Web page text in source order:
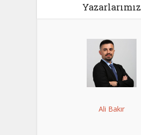
Yazarlarımız
Ali Bakır